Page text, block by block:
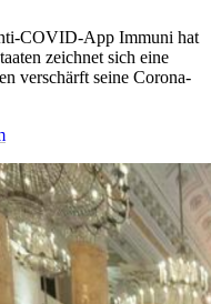
COVID-App Immuni hat
zeichnet sich eine
verschärft seine Corona-